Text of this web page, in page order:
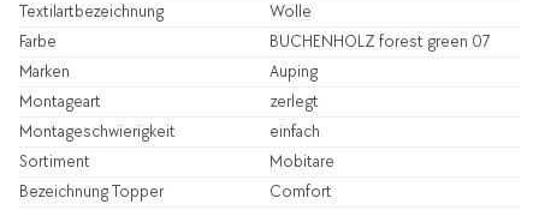
Textilartbezeichnung
Wolle
Farbe
BUCHENHOLZ forest green 07
Marken
Auping
Montageart
zerlegt
Montageschwierigkeit
einfach
Sortiment
Mobitare
Bezeichnung Topper
Comfort